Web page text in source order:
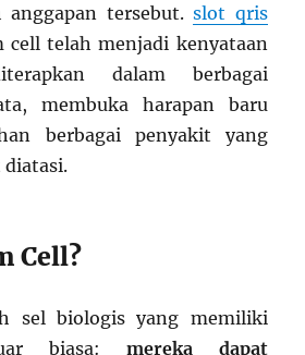
anggapan tersebut.slot qris
cell telah menjadi kenyataan
dalam berbagai
membuka harapan baru
berbagai penyakit yang
diatasi.
Cell?
sel biologis yang memiliki
biasa: mereka dapat